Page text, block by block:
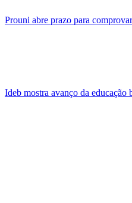
Prouni abre prazo para
Ideb mostra avanço da educação